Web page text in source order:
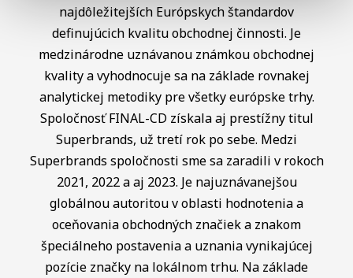
najdôležitejších Európskych štandardov
definujúcich kvalitu obchodnej činnosti. Je
medzinárodne uznávanou známkou obchodnej
kvality a vyhodnocuje sa na základe rovnakej
analytickej metodiky pre všetky európske trhy.
Spoločnosť FINAL-CD získala aj prestížny titul
Superbrands, už tretí rok po sebe. Medzi
Superbrands spoločnosti sme sa zaradili v rokoch
2021, 2022 a aj 2023. Je najuznávanejšou
globálnou autoritou v oblasti hodnotenia a
oceňovania obchodných značiek a znakom
špeciálneho postavenia a uznania vynikajúcej
pozície značky na lokálnom trhu. Na základe